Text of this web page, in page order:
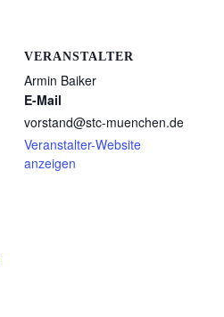
VERANSTALTER
Armin Baiker
E-Mail
vorstand@stc-muenchen.de
Veranstalter-Website
anzeigen